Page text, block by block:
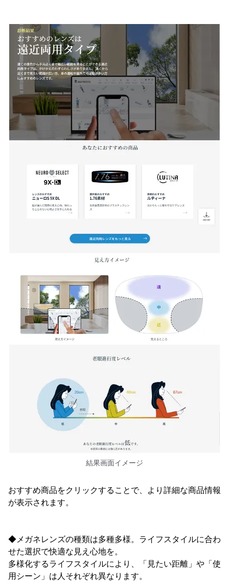
結果画面イメージ
おすすめ商品をクリックすることで、より詳細な商品情報
が表示されます。
◆メガネレンズの種類は多種多様。ライフスタイルに合わ
せた選択で快適な見え心地を。
多様化するライフスタイルにより、「見たい距離」や「使
用シーン」は人それぞれ異なります。